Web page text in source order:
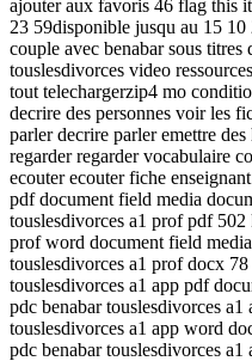
ajouter aux favoris 46 flag this
23 59disponible jusqu au 15
couple avec benabar sous
touslesdivorces video
tout telechargerzip4 mo
decrire des personnes voir les
parler decrire parler emettre
regarder regarder vocabulaire
ecouter ecouter fiche
pdf document field media
touslesdivorces a1 prof pdf 502
prof word document field
touslesdivorces a1 prof docx
touslesdivorces a1 app pdf
pdc benabar touslesdivorces
touslesdivorces a1 app word
pdc benabar touslesdivorces